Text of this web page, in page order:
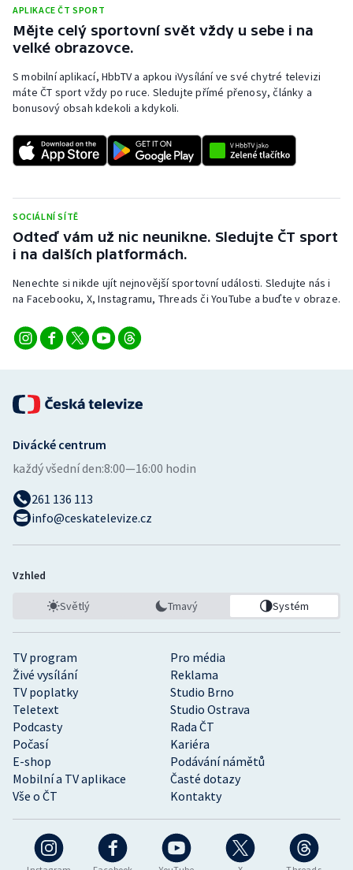
Rychlobruslení
Short track
Sportovní střelba
Triatlon
Veslování
Vodní slalom
Volejbal
APLIKACE ČT SPORT
Mějte celý sportovní svět vždy u sebe i na
velké obrazovce.
S mobilní aplikací, HbbTV a apkou iVysílání ve své chytré televizi
máte ČT sport vždy po ruce. Sledujte přímé přenosy, články a
bonusový obsah kdekoli a kdykoli.
SOCIÁLNÍ SÍTĚ
Odteď vám už nic neunikne. Sledujte ČT sport
i na dalších platformách.
Nenechte si nikde ujít nejnovější sportovní události. Sledujte nás i
na Facebooku, X, Instagramu, Threads či YouTube a buďte v obraze.
TV program
Pro média
Živé vysílání
Reklama
TV poplatky
Studio Brno
Teletext
Studio Ostrava
Podcasty
Rada ČT
Počasí
Kariéra
E-shop
Podávání námětů
Mobilní a TV aplikace
Časté dotazy
Vše o ČT
Kontakty
Divácké centrum
každý všední den:8:00—16:00 hodin
261 136 113
info@ceskatelevize.cz
Vzhled
Světlý Tmavý Systém